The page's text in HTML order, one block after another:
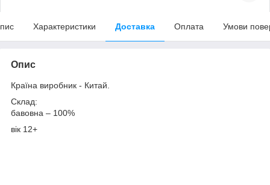
Характеристики Доставка Оплата Умови
Опис
Країна виробник - Китай.
Склад:
бавовна – 100%
вік 12+